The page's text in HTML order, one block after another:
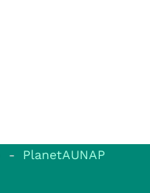
PlanetAUNAP